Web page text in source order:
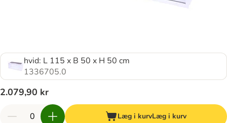
hvid: L 115 x B 50 x H 50 cm
1336705.0
2.079,90 kr
Læg i kurvLæg i kurv